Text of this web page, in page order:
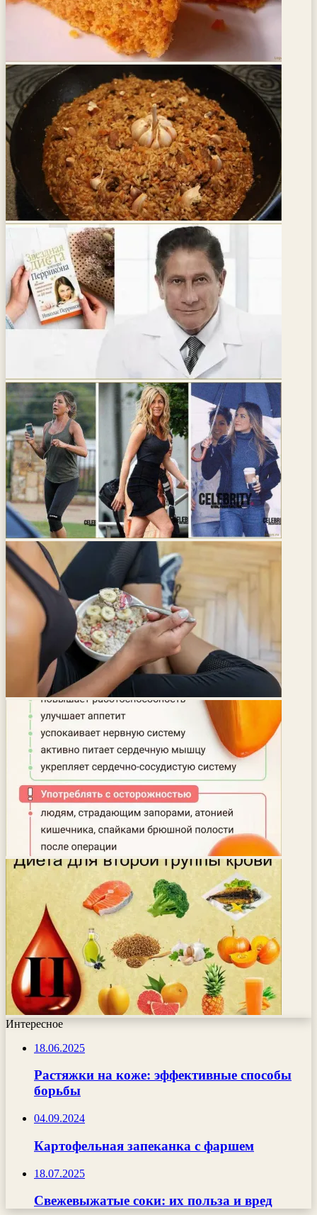
Интересное
18.06.2025
Растяжки на коже: эффективные способы
борьбы
04.09.2024
Картофельная запеканка с фаршем
18.07.2025
Свежевыжатые соки: их польза и вред